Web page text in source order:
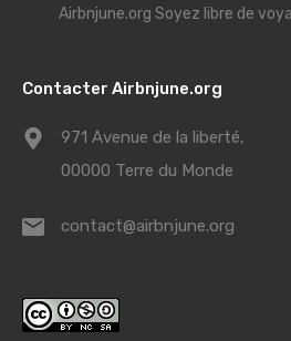
Airbnjune.org Soyez libre de
Contacter Airbnjune.org
971 Avenue de la liberté,
00000 Terre du Monde
contact@airbnjune.org